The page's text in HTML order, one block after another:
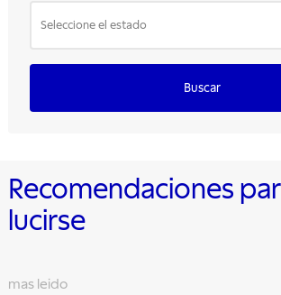
Seleccione el estado
Buscar
Recomendaciones
lucirse
mas leido